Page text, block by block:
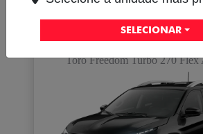
TORO
Toro Freedom Turbo 270 Flex
SELECIONAR